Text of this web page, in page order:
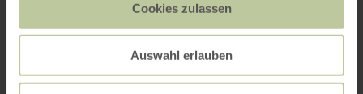
Cookies zulassen
Auswahl erlauben